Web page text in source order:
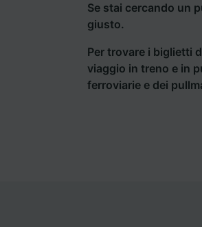
Se stai cercando un
giusto.
Per trovare i biglietti
viaggio in treno e in
ferroviarie e dei